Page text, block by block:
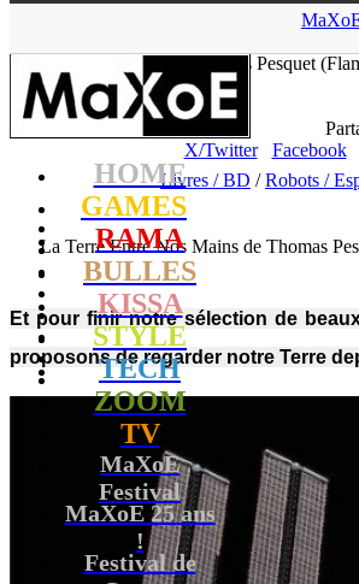
HOME
GAMES
RAMA
BULLES
KISSA
STYLE
TECH
ZOOM
TV
MaXoE
Festival
MaXoE 25 ans
!
Festival de
Mains de Thomas Pesquet
X/Twitter
Facebook
Livres / BD /Robots /
La Terre Entre Nos Mains de Thomas
Et pour finir notre sélection de
proposons de regarder notre Terre